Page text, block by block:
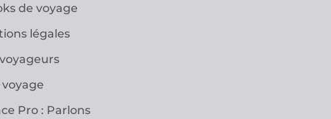
de voyage
légales
Pro : Parlons